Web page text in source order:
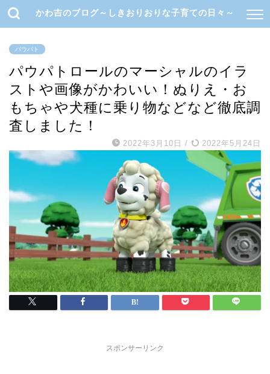
かわ吉のブログ～しきおりおりな子育ての日々～
パウパト
パウパトロールのマーシャルのイラ
ストや画像がかわいい！ぬりえ・お
もちゃや犬種に乗り物などなど徹底調
査しました！
2022年3月10日 / 2022年5月24日
スポンサーリンク